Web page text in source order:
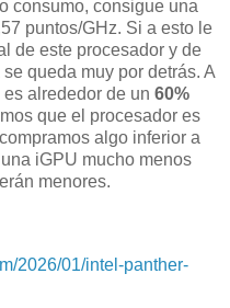
consumo, consigue una
puntos/GHz. Si a esto le
de este procesador y de
queda muy por detrás. A
es alrededor de un 60%
que el procesador es
algo inferior a
iGPU mucho menos
menores.
2026/01/intel-panther-